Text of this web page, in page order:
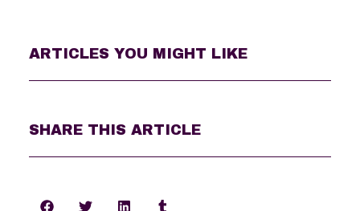
ARTICLES YOU MIGHT LIKE
SHARE THIS ARTICLE